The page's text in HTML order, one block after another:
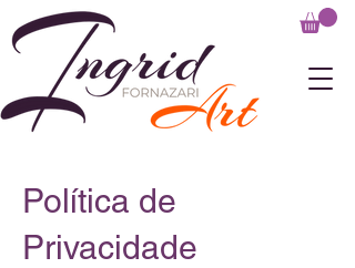
Política de
Privacidade